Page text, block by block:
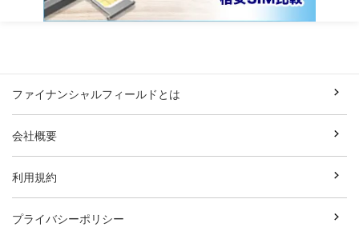
ファイナンシャルフィールドとは
会社概要
利用規約
プライバシーポリシー